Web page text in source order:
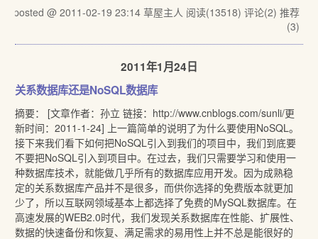
posted @ 2011-02-19 23:14 草屋主人 阅读(13518) 评论(2) 推荐
(3)
2011年1月24日
关系数据库还是NoSQL数据库
摘要： [文章作者：孙立 链接：http://www.cnblogs.com/sunli/更
新时间：2011-1-24] 上一篇简单的说明了为什么要使用NoSQL。
接下来我们看下如何把NoSQL引入到我们的项目中，我们到底要
不要把NoSQL引入到项目中。在过去，我们只需要学习和使用一
种数据库技术，就能做几乎所有的数据库应用开发。因为成熟稳
定的关系数据库产品并不是很多，而供你选择的免费版本就更加
少了，所以互联网领域基本上都选择了免费的MySQL数据库。在
高速发展的WEB2.0时代，我们发现关系数据库在性能、扩展性、
数据的快速备份和恢复、满足需求的易用性上并不总是能很好的